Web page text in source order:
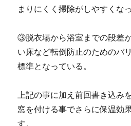
まりにくく掃除がしやすくな
③脱衣場から浴室までの段差
い床など転倒防止のためのバ
標準となっている。
上記の事に加え前回書き込み
窓を付ける事でさらに保温効
す。